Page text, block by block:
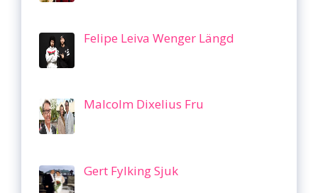
Felipe Leiva Wenger Längd
Malcolm Dixelius Fru
Gert Fylking Sjuk